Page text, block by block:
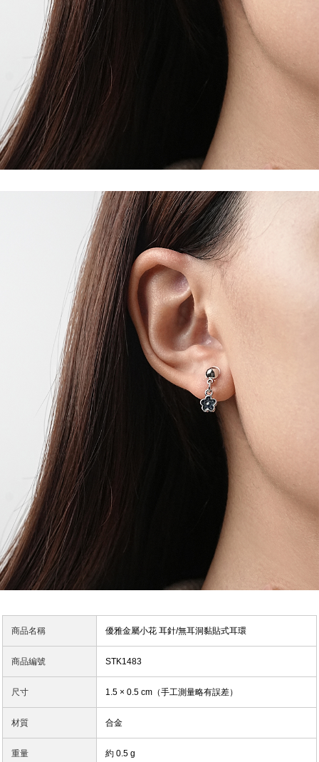
商品名稱 優雅金屬小花 耳針/無耳洞黏貼式耳環
商品編號 STK1483
尺寸 1.5 × 0.5 cm（手工測量略有誤差）
材質 合金
重量 約 0.5 g